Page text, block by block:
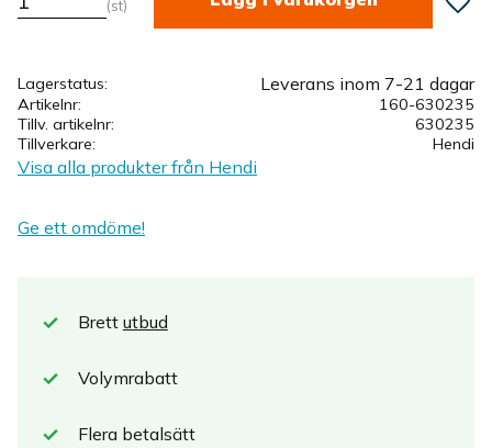
st
Lagerstatus Leverans inom 7-21 dagar
Artikelnr
160-630235
Tillv. artikelnr
630235
Tillverkare
Hendi
Visa alla produkter från Hendi
Ge ett omdöme!
Brett utbud
Volymrabatt
Flera betalsätt